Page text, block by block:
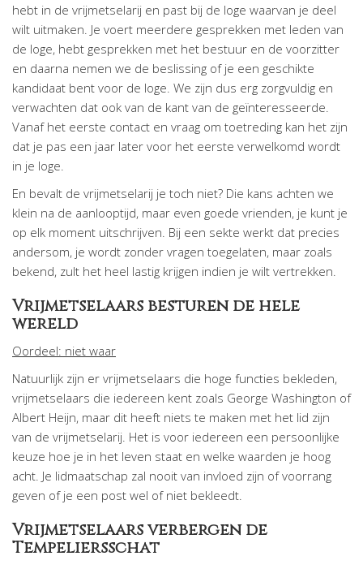
hebt in de vrijmetselarij en past bij de loge waarvan je deel
wilt uitmaken. Je voert meerdere gesprekken met leden van
de loge, hebt gesprekken met het bestuur en de voorzitter
en daarna nemen we de beslissing of je een geschikte
kandidaat bent voor de loge. We zijn dus erg zorgvuldig en
verwachten dat ook van de kant van de geïnteresseerde.
Vanaf het eerste contact en vraag om toetreding kan het zijn
dat je pas een jaar later voor het eerste verwelkomd wordt
in je loge.
En bevalt de vrijmetselarij je toch niet? Die kans achten we
klein na de aanlooptijd, maar even goede vrienden, je kunt je
op elk moment uitschrijven. Bij een sekte werkt dat precies
andersom, je wordt zonder vragen toegelaten, maar zoals
bekend, zult het heel lastig krijgen indien je wilt vertrekken.
Vrijmetselaars besturen de hele
wereld
Oordeel: niet waar
Natuurlijk zijn er vrijmetselaars die hoge functies bekleden,
vrijmetselaars die iedereen kent zoals George Washington of
Albert Heijn, maar dit heeft niets te maken met het lid zijn
van de vrijmetselarij. Het is voor iedereen een persoonlijke
keuze hoe je in het leven staat en welke waarden je hoog
acht. Je lidmaatschap zal nooit van invloed zijn of voorrang
geven of je een post wel of niet bekleedt.
Vrijmetselaars verbergen de
Tempeliersschat